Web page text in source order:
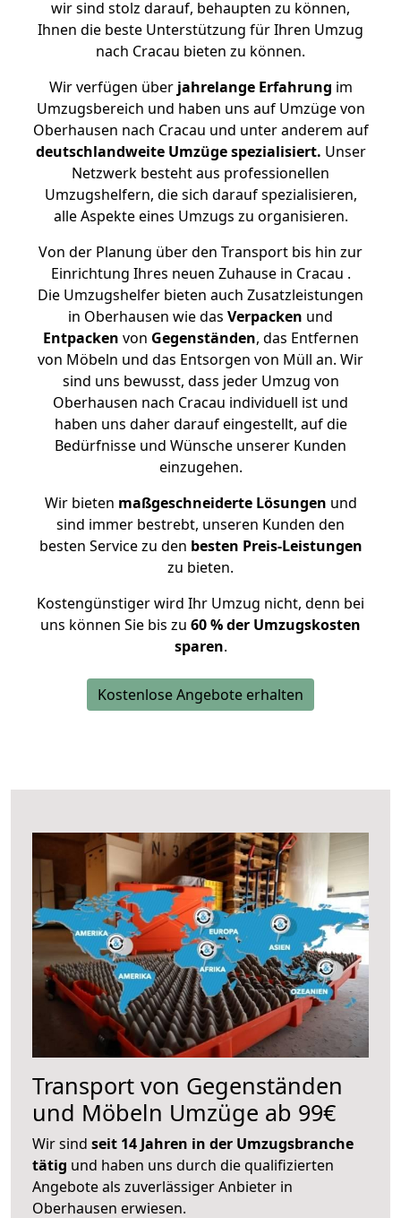
wir sind stolz darauf, behaupten zu können,
Ihnen die beste Unterstützung für Ihren Umzug
nach Cracau bieten zu können.
Wir verfügen überjahrelange Erfahrung im
Umzugsbereich und haben uns auf Umzüge von
Oberhausen nach Cracau und unter anderem auf
deutschlandweite Umzüge spezialisiert. Unser
Netzwerk besteht aus professionellen
Umzugshelfern, die sich darauf spezialisieren,
alle Aspekte eines Umzugs zu organisieren.
Von der Planung über den Transport bis hin zur
Einrichtung Ihres neuen Zuhause in Cracau .
Die Umzugshelfer bieten auch Zusatzleistungen
in Oberhausen wie das Verpacken und
Entpacken von Gegenständen, das Entfernen
von Möbeln und das Entsorgen von Müll an. Wir
sind uns bewusst, dass jeder Umzug von
Oberhausen nach Cracau individuell ist und
haben uns daher darauf eingestellt, auf die
Bedürfnisse und Wünsche unserer Kunden
einzugehen.
Wir bieten maßgeschneiderte Lösungen und
sind immer bestrebt, unseren Kunden den
besten Service zu den besten Preis-Leistungen
zu bieten.
Kostengünstiger wird Ihr Umzug nicht, denn bei
uns können Sie bis zu 60 % der Umzugskosten
sparen.
Kostenlose Angebote erhalten
Transport von Gegenständen
und Möbeln Umzüge ab 99€
Wir sind seit 14 Jahren in der Umzugsbranche
tätig und haben uns durch die qualifizierten
Angebote als zuverlässiger Anbieter in
Oberhausen erwiesen.